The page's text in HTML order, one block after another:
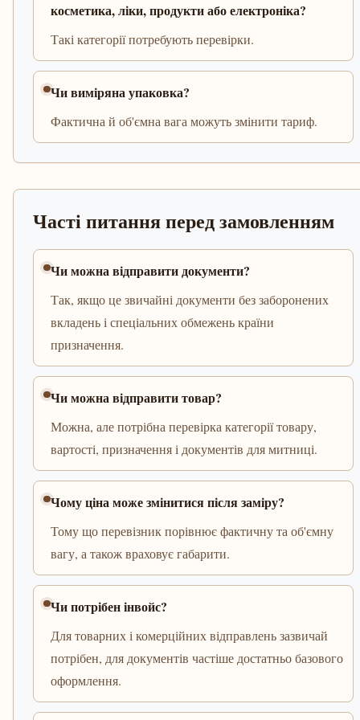
косметика, ліки, продукти або електроніка?
Такі категорії потребують перевірки.
Чи виміряна упаковка?
Фактична й об'ємна вага можуть змінити тариф.
Часті питання перед замовленням
Чи можна відправити документи?
Так, якщо це звичайні документи без заборонених
вкладень і спеціальних обмежень країни
призначення.
Чи можна відправити товар?
Можна, але потрібна перевірка категорії товару,
вартості, призначення і документів для митниці.
Чому ціна може змінитися після заміру?
Тому що перевізник порівнює фактичну та об'ємну
вагу, а також враховує габарити.
Чи потрібен інвойс?
Для товарних і комерційних відправлень зазвичай
потрібен, для документів частіше достатньо базового
оформлення.